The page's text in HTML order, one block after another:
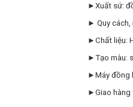
►Xuất sứ:
► Quy cách,
►Chất liệu:
►Tạo màu:
►Máy đồng
►Giao hàng